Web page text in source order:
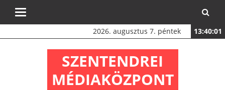
Toggle
2026. augusztus 7. péntek 13:40:01
SZENTENDREI
MÉDIAKÖZPONT